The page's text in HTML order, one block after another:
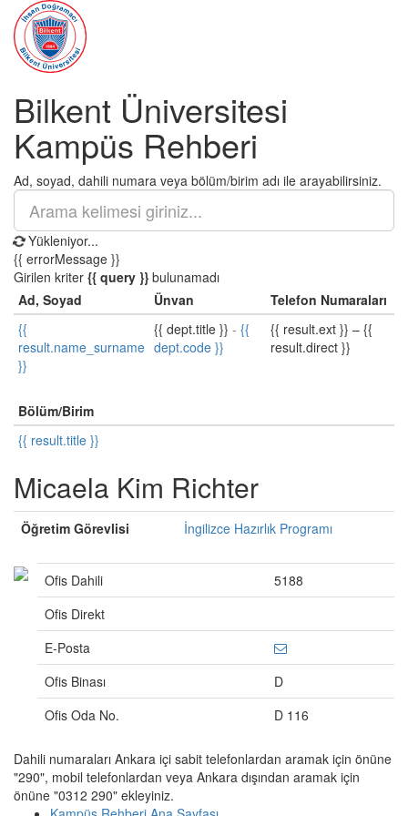
Bilkent Üniversitesi
Kampüs Rehberi
Ad, soyad, dahili numara veya bölüm/birim adı ile arayabilirsiniz.
Yükleniyor...
{{ errorMessage }}
Girilen kriter {{ query }} bulunamadı
Ad, Soyad
Ünvan
Telefon Numaraları
{{
result.name_surname
}}
{{ dept.title }} - {{
dept.code }}
{{ result.ext }} – {{
result.direct }}
Bölüm/Birim
{{ result.title }}
Micaela Kim Richter
Öğretim Görevlisi İngilizce Hazırlık Programı
Ofis Dahili
5188
Ofis Direkt
E-Posta
Ofis Binası
D
Ofis Oda No.
D 116
Dahili numaraları Ankara içi sabit telefonlardan aramak için önüne
"290", mobil telefonlardan veya Ankara dışından aramak için
önüne "0312 290" ekleyiniz.